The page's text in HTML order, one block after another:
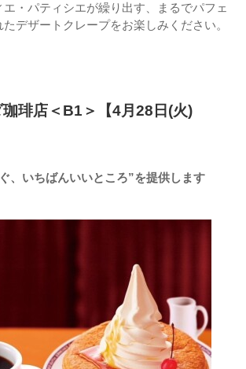
エ・パティシエが繰り出す、まるでパフェ
デザートクレープをお楽しみください。
琲店＜B1＞【4月28日(火)
、いちばんいいところ”を提供します